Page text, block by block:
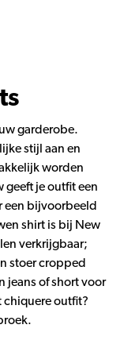
garderobe.
stijl aan en
worden
geeft je outfit een
een bijvoorbeeld
shirt is bij New
verkrijgbaar;
stoer cropped
jeans ofshortvoor
chiquere outfit?
.